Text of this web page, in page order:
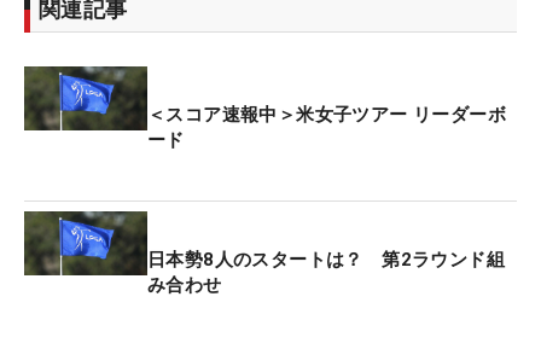
関連記事
＜スコア速報中＞米女子ツアー リーダーボ
ード
日本勢8人のスタートは？ 第2ラウンド組
み合わせ